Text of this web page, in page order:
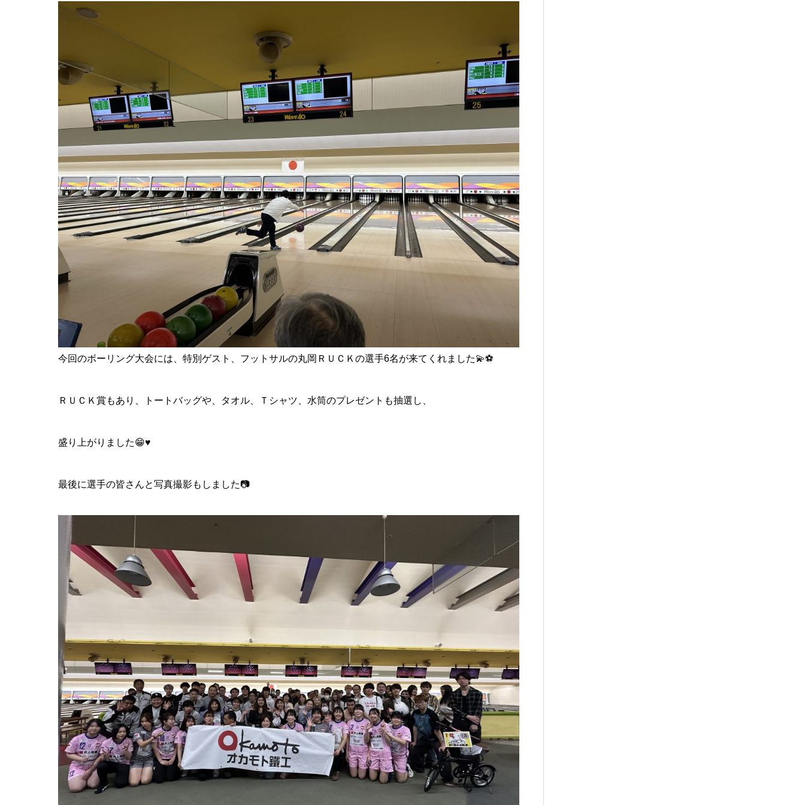
今回のボーリング大会には、特別ゲスト、フットサルの丸岡ＲＵＣＫの選手6名が来てくれました💫⚽
ＲＵＣＫ賞もあり、トートバッグや、タオル、Ｔシャツ、水筒のプレゼントも抽選し、
盛り上がりました😁♥️
最後に選手の皆さんと写真撮影もしました📷